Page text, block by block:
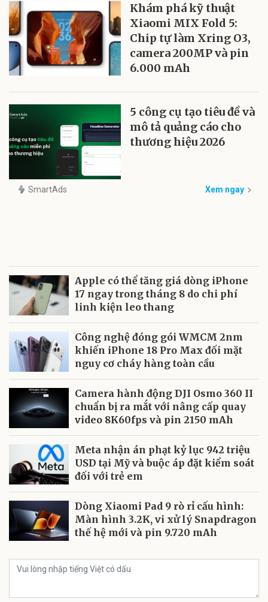
Khám phá kỹ thuật
Xiaomi MIX Fold 5:
Chip tự làm Xring O3,
camera 200MP và pin
6.000 mAh
5 công cụ tạo tiêu đề và
mô tả quảng cáo cho
thương hiệu 2026
SmartAds Xem ngay
Apple có thể tăng giá dòng iPhone
17 ngay trong tháng 8 do chi phí
linh kiện leo thang
Công nghệ đóng gói WMCM 2nm
khiến iPhone 18 Pro Max đối mặt
nguy cơ cháy hàng toàn cầu
Camera hành động DJI Osmo 360 II
chuẩn bị ra mắt với nâng cấp quay
video 8K60fps và pin 2150 mAh
Meta nhận án phạt kỷ lục 942 triệu
USD tại Mỹ và buộc áp đặt kiểm soát
đối với trẻ em
Dòng Xiaomi Pad 9 rò rỉ cấu hình:
Màn hình 3.2K, vi xử lý Snapdragon
thế hệ mới và pin 9.720 mAh